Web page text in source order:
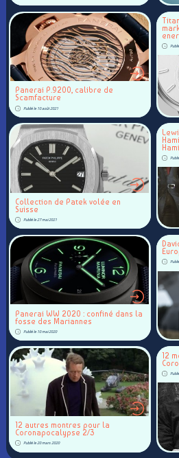
Panerai P.9200, calibre de
Scamfacture
Publié le 10 août 2021
Collection de Patek volée en
Suisse
Publié le 27 mai 2021
Panerai WW 2020 : confiné dans la
fosse des Mariannes
Publié le 10 mai 2020
12 autres montres pour la
Coronapocalypse 2/3
Publié le 20 mars 2020
12